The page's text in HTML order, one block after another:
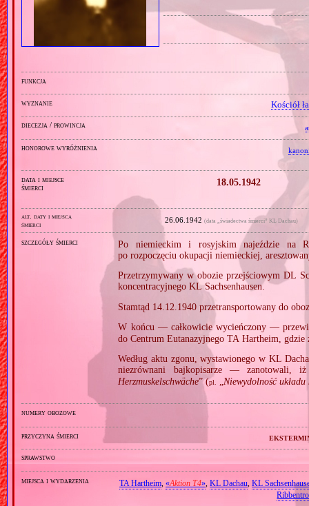
funkcja
wyznanie Kościół
diecezja / prowincja
honorowe wyróżnienia
data i miejsce
śmierci
18.05.1942
alt. daty i miejsca
śmierci
26.06.1942(data „świadectwa śmierci” KL Dachau)
szczegóły śmierci
Po niemieckim i rosyjskim najeździe na
po rozpoczęciu okupacji niemieckiej,
Przetrzymywany w obozie przejściowym DL
koncentracyjnego KL Sachsenhausen.
Stamtąd 14.12.1940 przetransportowany do
W końcu — całkowicie wycieńczony —
do Centrum Eutanazyjnego TA Hartheim, gdzie
Według aktu zgonu, wystawionego w KL
niezrównani bajkopisarze — zanotowali,
Herzmuskelschwäche” (pl. Niewydolność
numery obozowe
przyczyna śmierci
sprawstwo
miejsca i wydarzenia TA Hartheim, «Aktion T4», KL Dachau, KL